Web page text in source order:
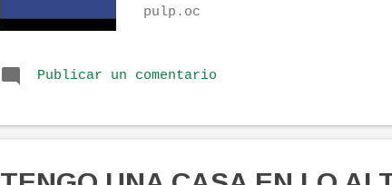
pulp.oc
Publicar un comentario